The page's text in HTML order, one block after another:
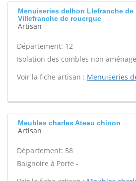
Menuiseries delhon Llefranche de
Villefranche de rouergue
Artisan
Département: 12
Isolation des combles non
Voir la fiche artisan : Menuiseries
Meubles charles Ateau chinon
Artisan
Département: 58
Baignoire à Porte -